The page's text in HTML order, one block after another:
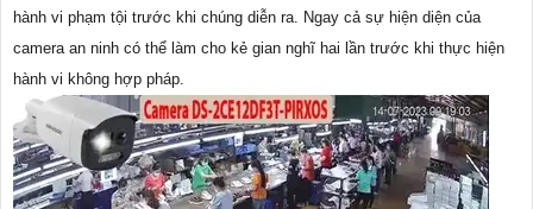
hành vi phạm tội trước khi chúng diễn ra. Ngay cả sự hiện diện của
camera an ninh có thể làm cho kẻ gian nghĩ hai lần trước khi thực hiện
hành vi không hợp pháp.